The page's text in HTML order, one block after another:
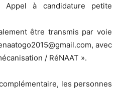
à candidature petite
être transmis par voie
avec
/ RéNAAT ».
les personnes